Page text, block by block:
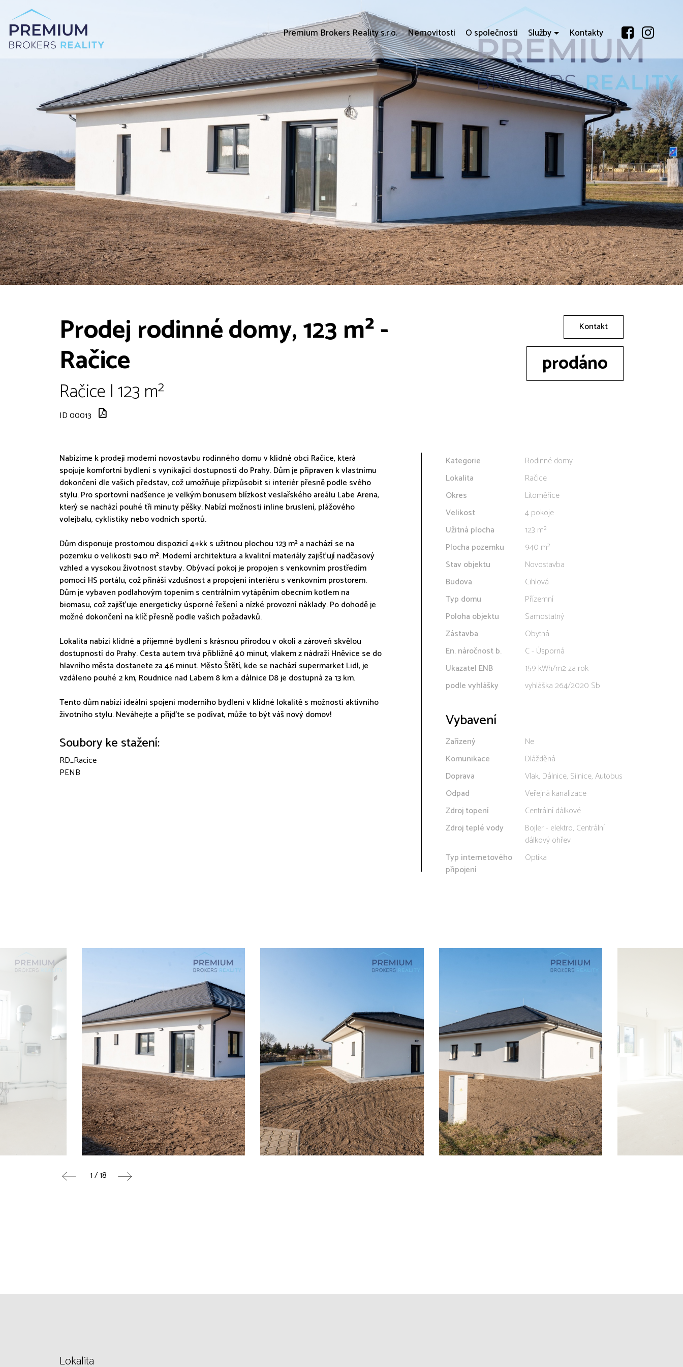
Premium Brokers Reality s.r.o. Nemovitosti O společnosti Služby Kontakty
Prodej rodinné domy, 123 m² -
Račice
Račice | 123 m²
ID 00013
Kontakt
prodáno
Nabízíme k prodeji moderní novostavbu rodinného domu v klidné obci Račice, která
spojuje komfortní bydlení s vynikající dostupností do Prahy. Dům je připraven k vlastnímu
dokončení dle vašich představ, což umožňuje přizpůsobit si interiér přesně podle svého
stylu. Pro sportovní nadšence je velkým bonusem blízkost veslařského areálu Labe Arena,
který se nachází pouhé tři minuty pěšky. Nabízí možnosti inline bruslení, plážového
volejbalu, cyklistiky nebo vodních sportů.
Dům disponuje prostornou dispozicí 4+kk s užitnou plochou 123 m² a nachází se na
pozemku o velikosti 940 m². Moderní architektura a kvalitní materiály zajišťují nadčasový
vzhled a vysokou životnost stavby. Obývací pokoj je propojen s venkovním prostředím
pomocí HS portálu, což přináší vzdušnost a propojení interiéru s venkovním prostorem.
Dům je vybaven podlahovým topením s centrálním vytápěním obecním kotlem na
biomasu, což zajišťuje energeticky úsporné řešení a nízké provozní náklady. Po dohodě je
možné dokončení na klíč přesně podle vašich požadavků.
Lokalita nabízí klidné a příjemné bydlení s krásnou přírodou v okolí a zároveň skvělou
dostupností do Prahy. Cesta autem trvá přibližně 40 minut, vlakem z nádraží Hněvice se do
hlavního města dostanete za 46 minut. Město Štětí, kde se nachází supermarket Lidl, je
vzdáleno pouhé 2 km, Roudnice nad Labem 8 km a dálnice D8 je dostupná za 13 km.
Tento dům nabízí ideální spojení moderního bydlení v klidné lokalitě s možností aktivního
životního stylu. Neváhejte a přijďte se podívat, může to být váš nový domov!
Soubory ke stažení:
RD_Racice
PENB
Kategorie
Rodinné domy
Lokalita
Račice
Okres
Litoměřice
Velikost
4 pokoje
Užitná plocha
123 m²
Plocha pozemku
940 m²
Stav objektu
Novostavba
Budova
Cihlová
Typ domu
Přízemní
Poloha objektu
Samostatný
Zástavba
Obytná
En. náročnost b.
C - Úsporná
Ukazatel ENB
159 kWh/m2 za rok
podle vyhlášky
vyhláška 264/2020 Sb
Vybavení
Zařízený
Ne
Komunikace
Dlážděná
Doprava
Vlak, Dálnice, Silnice, Autobus
Odpad
Veřejná kanalizace
Zdroj topení
Centrální dálkové
Zdroj teplé vody
Bojler - elektro, Centrální
dálkový ohřev
Typ internetového
připojení
Optika
1 / 18
Lokalita